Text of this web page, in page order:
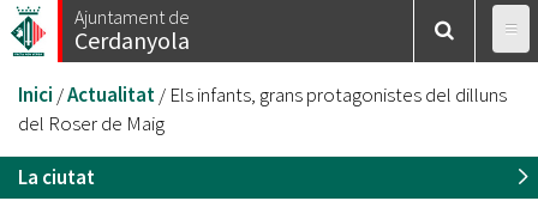
Vés
al
Ajuntament de
Cerdanyola
Esteu
aquí
Inici /Actualitat/ Els infants, grans protagonistes del dilluns
del Roser de Maig
La ciutat